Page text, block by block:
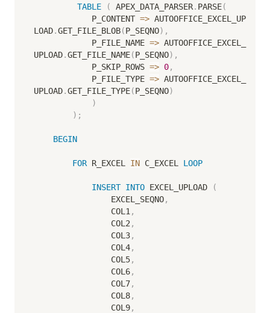
TABLE
( APEX_DATA_PARSER. PARSE(
            P_CONTENT
=> AUTOOFFICE_EXCEL_UP
LOAD.GET_FILE_BLOB(P_SEQNO) ,
            P_FILE_NAME
=> AUTOOFFICE_EXCEL_
UPLOAD.GET_FILE_NAME(P_SEQNO) ,
            P_SKIP_ROWS
=> 0,
            P_FILE_TYPE
=> AUTOOFFICE_EXCEL_
UPLOAD.GET_FILE_TYPE(P_SEQNO)
)
) ;
BEGIN
FOR R_EXCEL IN C_EXCEL LOOP
INSERT INTO EXCEL_UPLOAD
(
                EXCEL_SEQNO
,
                COL1
,
                COL2
,
                COL3
,
                COL4
,
                COL5
,
                COL6
,
                COL7
,
                COL8
,
                COL9
,